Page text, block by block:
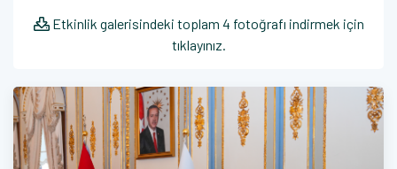
Etkinlik galerisindeki toplam 4 fotoğrafı indirmek için
tıklayınız.